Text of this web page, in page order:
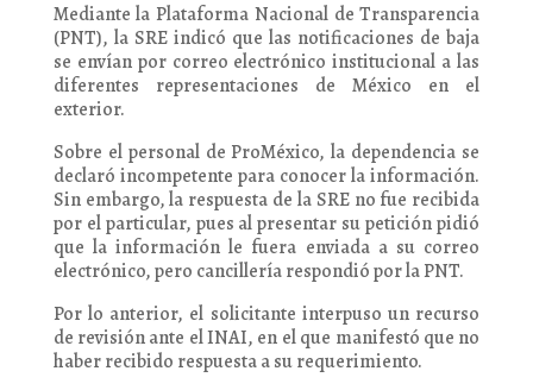
Mediante la Plataforma Nacional de Transparencia
(PNT), la SRE indicó que las notificaciones de baja
se envían por correo electrónico institucional a las
diferentes representaciones de México en el
exterior.
Sobre el personal de ProMéxico, la dependencia se
declaró incompetente para conocer la información.
Sin embargo, la respuesta de la SRE no fue recibida
por el particular, pues al presentar su petición pidió
que la información le fuera enviada a su correo
electrónico, pero cancillería respondió por la PNT.
Por lo anterior, el solicitante interpuso un recurso
de revisión ante el INAI, en el que manifestó que no
haber recibido respuesta a su requerimiento.